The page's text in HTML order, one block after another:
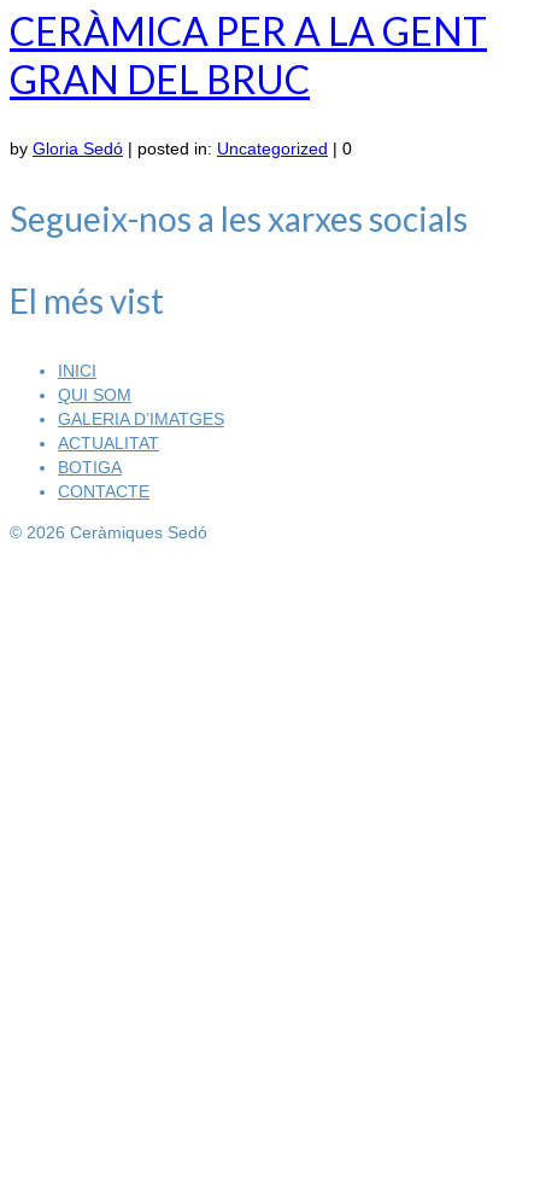
CERÀMICA PER A LA GENT
GRAN DEL BRUC
by Gloria Sedó | posted in: Uncategorized | 0
Segueix-nos a les xarxes socials
El més vist
INICI
QUI SOM
GALERIA D’IMATGES
ACTUALITAT
BOTIGA
CONTACTE
© 2026 Ceràmiques Sedó